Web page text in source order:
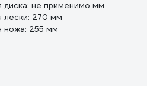
диска: не применимо мм
лески: 270 мм
ножа: 255 мм